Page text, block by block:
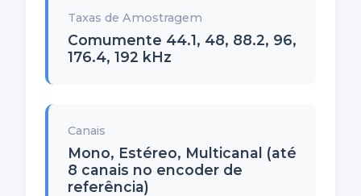
Taxas de Amostragem
Comumente 44.1, 48, 88.2, 96,
176.4, 192 kHz
Canais
Mono, Estéreo, Multicanal (até
8 canais no encoder de
referência)